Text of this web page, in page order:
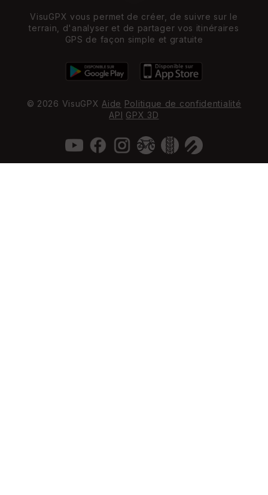
VisuGPX vous permet de créer, de suivre sur le
terrain, d'analyser et de partager vos itinéraires
GPS de façon simple et gratuite
© 2026 VisuGPX Aide Politique de confidentialité
API GPX 3D